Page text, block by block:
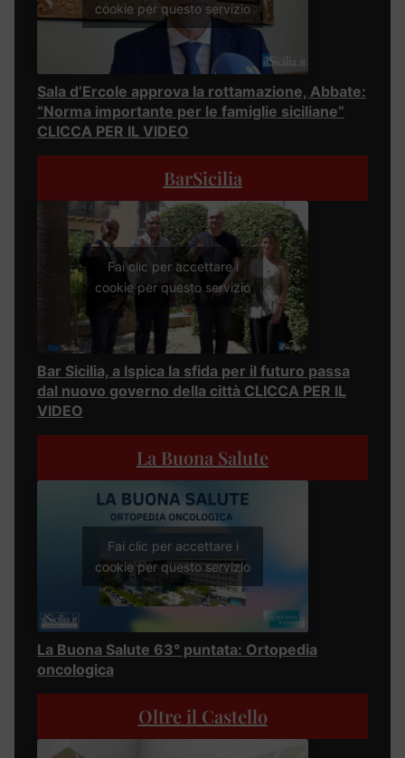
cookie per questo servizio
Sala d’Ercole approva la rottamazione, Abbate:
“Norma importante per le famiglie siciliane”
CLICCA PER IL VIDEO
BarSicilia
Fai clic per accettare i
cookie per questo servizio
Bar Sicilia, a Ispica la sfida per il futuro passa
dal nuovo governo della città CLICCA PER IL
VIDEO
La Buona Salute
Fai clic per accettare i
cookie per questo servizio
La Buona Salute 63° puntata: Ortopedia
oncologica
Oltre il Castello